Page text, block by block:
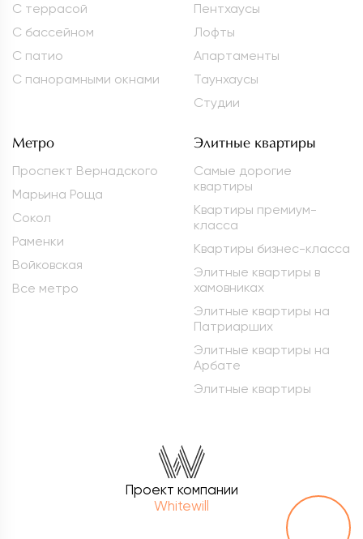
С террасой
С бассейном
С патио
С панорамными окнами
Пентхаусы
Лофты
Апартаменты
Таунхаусы
Студии
Метро
Проспект Вернадского
Марьина Роща
Сокол
Раменки
Войковская
Все метро
Элитные квартиры
Самые дорогие
квартиры
Квартиры премиум-
класса
Квартиры бизнес-класса
Элитные квартиры в
хамовниках
Элитные квартиры на
Патриарших
Элитные квартиры на
Арбате
Элитные квартиры
Проект компании
Whitewill